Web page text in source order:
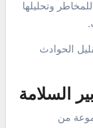
وتحليلها
الحوادث
السلامة
من